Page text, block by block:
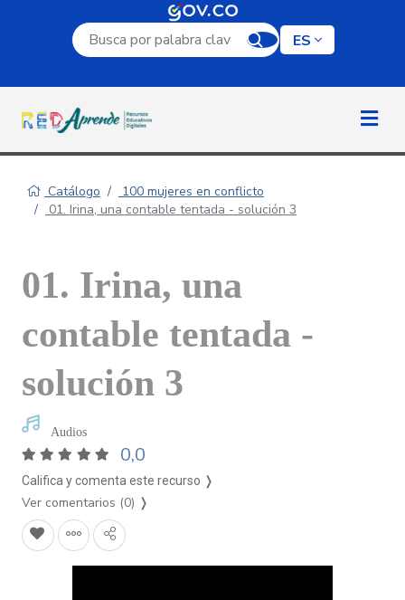
Campo de búsqueda por palabra clave
ES
Catálogo
100 mujeres en conflicto
01. Irina, una contable tentada - solución 3
01. Irina, una
contable tentada -
solución 3
Audios
0,0
Califica y comenta este recurso ❭
Ver comentarios (0) ❭